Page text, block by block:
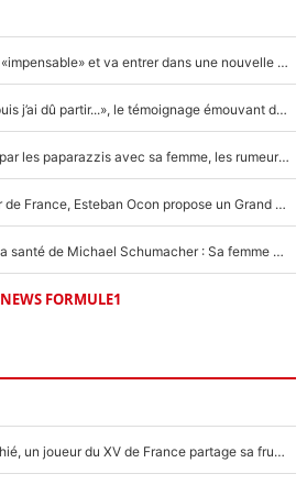
F1 - Alpine signe un accord «impensable» et va entrer dans une nouvelle dimension : Grande nouvelle pour Pierre Gasly !
F1 : « Je lui ai fait un câlin, puis j’ai dû partir...», le témoignage émouvant de Max Verstappen sur sa fille
F1 : Charles Leclerc surpris par les paparazzis avec sa femme, les rumeurs étaient vraies !
Comme pour le final du Tour de France, Esteban Ocon propose un Grand Prix de Formule 1 à Paris : «Autour de l’Arc de Triomphe, ce serait génial» !
Nouvelle rumeur autour de la santé de Michael Schumacher : Sa femme Corinna sort du silence
NEWS FORMULE1
Mis de côté par Fabien Galthié, un joueur du XV de France partage sa frustration : «ils ne me l’ont pas dit tout de suite»